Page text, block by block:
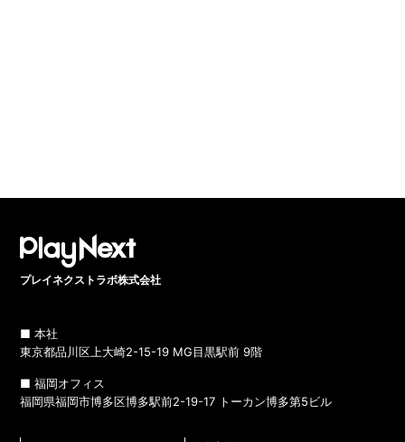
プレイネクストラボ株式会社
■ 本社
東京都品川区上大崎2-15-19 MG目黒駅前 9階
■ 福岡オフィス
福岡県福岡市博多区博多駅前2-19-17 トーカン博多第5ビル